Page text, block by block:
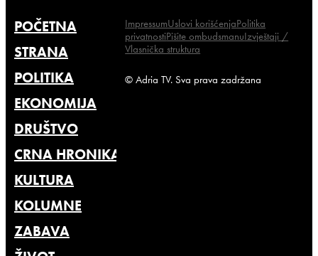
POČETNA
STRANA
POLITIKA
EKONOMIJA
DRUŠTVO
CRNA HRONIKA
KULTURA
KOLUMNE
ZABAVA
ImpressumUslovi korišćenjaPolitika
privatnostiPišite ombudsmanuIzvještaji /
Vlasnička struktura
© Adria TV. Sva prava zadržana